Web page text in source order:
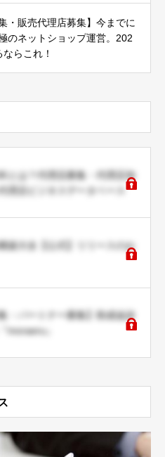
・販売代理店募集】今までに
のネットショップ運営。202
らこれ！
とは？代理店募集・代理店加
理店ビジネスデータベース
築大全【公式】リリースのお
・パートナー募集】助成金診
moraeru』